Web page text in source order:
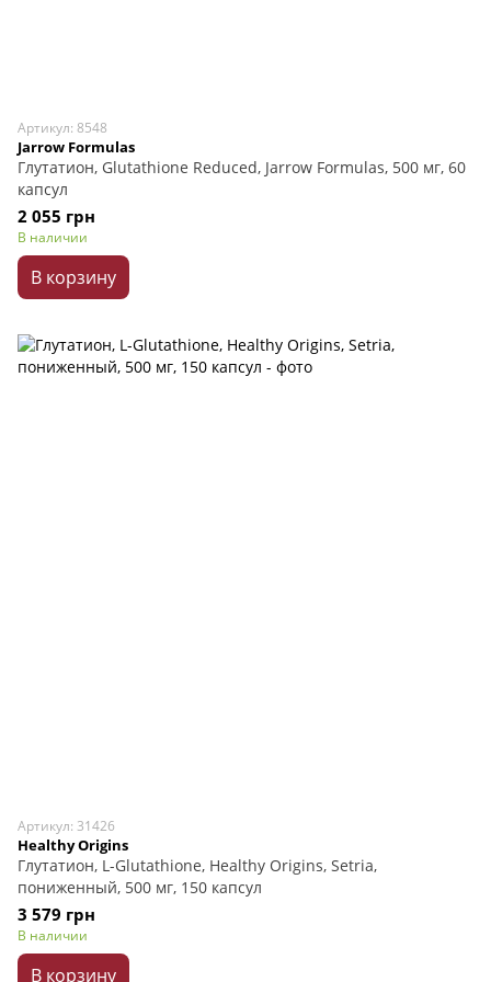
Артикул: 8548
Jarrow Formulas
Глутатион, Glutathione Reduced, Jarrow Formulas, 500 мг, 60
капсул
2 055 грн
В наличии
В корзину
Артикул: 31426
Healthy Origins
Глутатион, L-Glutathione, Healthy Origins, Setria,
пониженный, 500 мг, 150 капсул
3 579 грн
В наличии
В корзину